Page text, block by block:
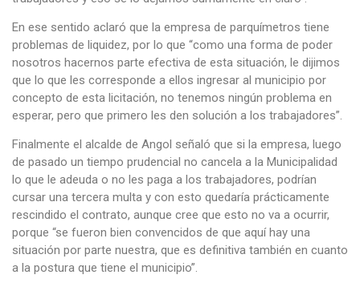
En ese sentido aclaró que la empresa de parquímetros tiene
problemas de liquidez, por lo que “como una forma de poder
nosotros hacernos parte efectiva de esta situación, le dijimos
que lo que les corresponde a ellos ingresar al municipio por
concepto de esta licitación, no tenemos ningún problema en
esperar, pero que primero les den solución a los trabajadores”.
Finalmente el alcalde de Angol señaló que si la empresa, luego
de pasado un tiempo prudencial no cancela a la Municipalidad
lo que le adeuda o no les paga a los trabajadores, podrían
cursar una tercera multa y con esto quedaría prácticamente
rescindido el contrato, aunque cree que esto no va a ocurrir,
porque “se fueron bien convencidos de que aquí hay una
situación por parte nuestra, que es definitiva también en cuanto
a la postura que tiene el municipio”.